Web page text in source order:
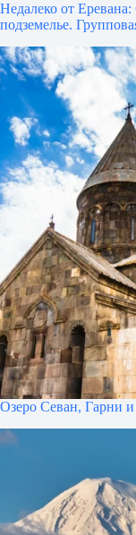
Недалеко от
подземелье.
Озеро Севан, Гарни и